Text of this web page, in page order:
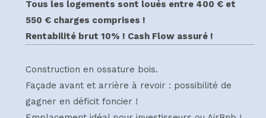
Tous les logements sont loués entre 400 € et
550 € charges comprises !
Rentabilité brut 10% ! Cash Flow assuré !
Construction en ossature bois.
Façade avant et arrière à revoir : possibilité de
gagner en déficit foncier !